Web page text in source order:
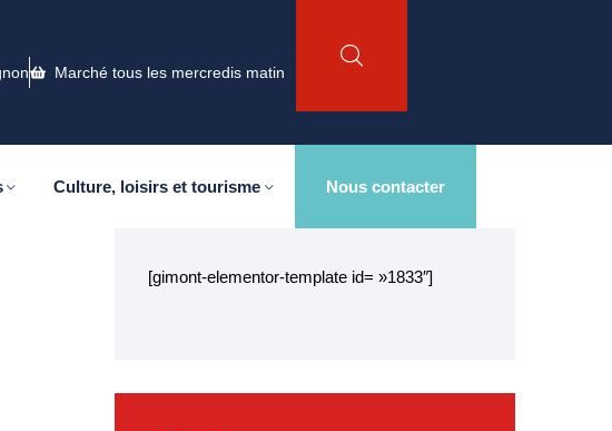
Marché tous les mercredis matin
Culture, loisirs et tourisme Nous contacter
[gimont-elementor-template id= »1833″]